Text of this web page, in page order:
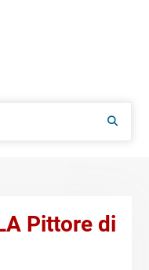
Search
Pittore di